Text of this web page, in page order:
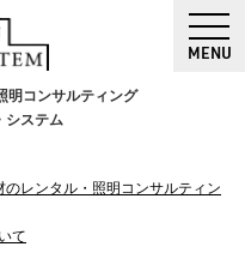
明コンサルティング
システム
MENU
レンタル・照明コンサルティン
て